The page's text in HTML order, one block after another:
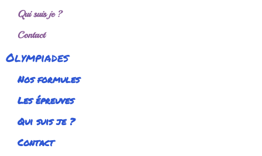
Qui suis je ?
Contact
Olympiades
Nos formules
Les épreuves
Qui suis je ?
Contact